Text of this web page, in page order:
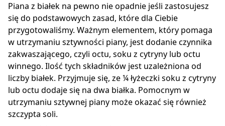
Piana z białek na pewno nie opadnie jeśli zastosujesz
się do podstawowych zasad, które dla Ciebie
przygotowaliśmy. Ważnym elementem, który pomaga
w utrzymaniu sztywności piany, jest dodanie czynnika
zakwaszającego, czyli octu, soku z cytryny lub octu
winnego. Ilość tych składników jest uzależniona od
liczby białek. Przyjmuje się, ze ¼ łyżeczki soku z cytryny
lub octu dodaje się na dwa białka. Pomocnym w
utrzymaniu sztywnej piany może okazać się również
szczypta soli.